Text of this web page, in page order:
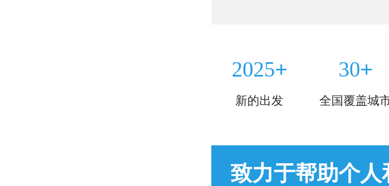
2025+
新的出发
30+
全国覆盖城
致力于帮助个